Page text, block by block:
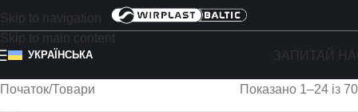
Skip to navigation
Skip to main content
УКРАЇНСЬКА ЗАПИТАЙ
Початок Товари Показано 1–24 із 70